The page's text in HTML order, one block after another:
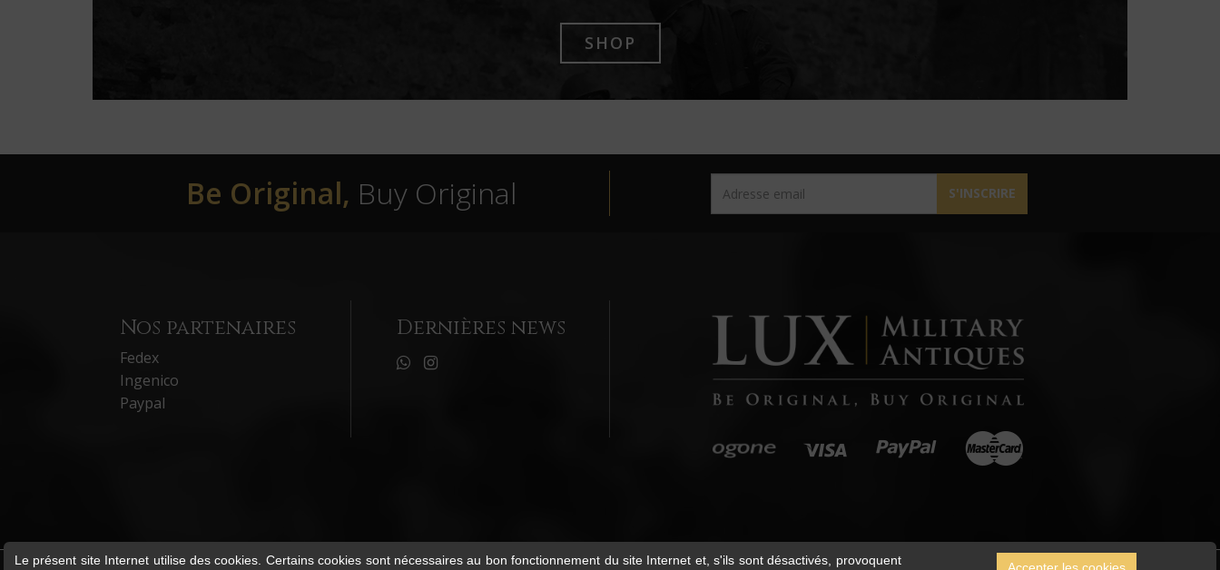
SHOP
Be Original, Buy Original S'INSCRIRE
Nos partenaires
Fedex
Ingenico
Paypal
Dernières news
Le présent site Internet utilise des cookies. Certains cookies sont nécessaires au bon fonctionnement du site Internet et, s'ils sont désactivés, provoquent